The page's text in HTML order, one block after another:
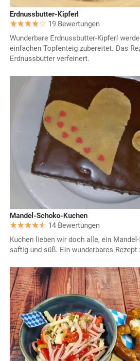
Erdnussbutter-Kipferl
19 Bewertungen
Wunderbare Erdnussbutter-Kipferl
einfachen Topfenteig zubereitet. Das
Erdnussbutter verfeinert.
Mandel-Schoko-Kuchen
14 Bewertungen
Kuchen lieben wir doch alle, ein
saftig und süß. Ein wunderbares Rezept